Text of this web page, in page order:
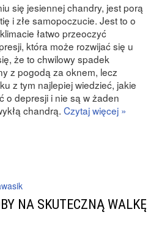
się jesiennej chandry, jest porą
i złe samopoczucie. Jest to o
łatwo przeoczyć
która może rozwijać się u
że to chwilowy spadek
z pogodą za oknem, lecz
z tym najlepiej wiedzieć, jakie
o depresji i nie są w żaden
chandrą. Czytaj więcej »
NA SKUTECZNĄ WALKĘ